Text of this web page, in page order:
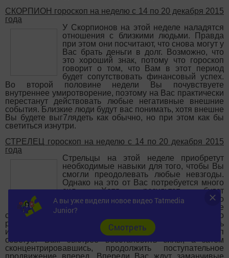
СКОРПИОН гороскоп на неделю с 14 по 20 декабря 2015
года
У Скорпионов на этой неделе наладятся
отношения с близкими людьми. Правда
при этом они посчитают, что снова могут у
Вас брать деньги в долг. Возможно, что
это хороший знак, потому что гороскоп
говорит о том, что Вам в этот период
будет сопутствовать финансовый успех.
Во второй половине недели Вы почувствуете
внутреннее умиротворение, поэтому на Вас практически
перестанут действовать любые негативные внешние
события. Близкие люди будут вас понимать, хотя внешне
Вы будете выг7лядеть как обычно, но при этом как бы
светиться изнутри.
СТРЕЛЕЦ гороскоп на неделю с 14 по 20 декабря 2015
года
Стрельцы на этой неделе приобретут
необходимые навыки для того, чтобы Вы
смогли преодолевать любые невзгоды.
Однако на это от Вас потребуется много
сил. Хотя результат будет
положительным, Вы поймете, что
окружающий мир несовершенен. Ваше
состояние станет подавленным, вполне возможно
развитие депрессии. Вам станет трудно оценивать
истинные причины поступков окружающих. Гороскоп
советует Вам быстрее восстановить силы, а затем
сконцентрировавшись, продолжить поступательное
продвижение вперед. Впереди Вас ждут заманчивые
А вы уже видели новое видео Tatmedia
Junior?
Cмотреть